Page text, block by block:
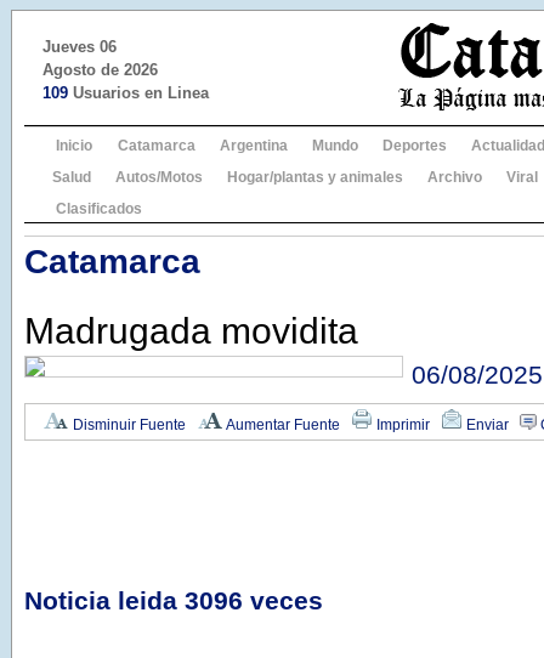
Jueves 06
Agosto de 2026
109 Usuarios en Linea
Inicio Catamarca Argentina Mundo Deportes
Actualidad
Salud
Autos/Motos Hogar/plantas y animales Archivo
Viral
Clasificados
Catamarca
Madrugada movidita
06/08/2025
Disminuir Fuente Aumentar Fuente Imprimir Enviar
Noticia leida 3096 veces